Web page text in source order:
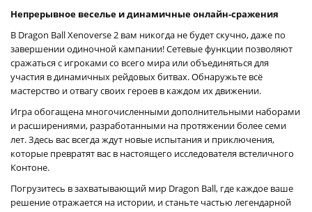
Непрерывное веселье и динамичные онлайн-сражения
В Dragon Ball Xenoverse 2 вам никогда не будет скучно, даже по
завершении одиночной кампании! Сетевые функции позволяют
сражаться с игроками со всего мира или объединяться для
участия в динамичных рейдовых битвах. Обнаружьте всё
мастерство и отвагу своих героев в каждом их движении.
Игра обогащена многочисленными дополнительными наборами
и расширениями, разработанными на протяжении более семи
лет. Здесь вас всегда ждут новые испытания и приключения,
которые превратят вас в настоящего исследователя встеличного
Контоне.
Погрузитесь в захватывающий мир Dragon Ball, где каждое ваше
решение отражается на истории, и станьте частью легендарной